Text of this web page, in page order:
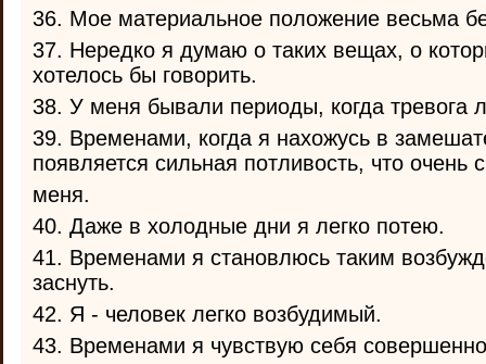
36. Мое материальное положение весьма
37. Нередко я думаю о таких вещах, о
хотелось бы говорить.
38. У меня бывали периоды, когда тревога
39. Временами, когда я нахожусь в
появляется сильная потливость, что очень
меня.
40. Даже в холодные дни я легко потею.
41. Временами я становлюсь таким
заснуть.
42. Я - человек легко возбудимый.
43. Временами я чувствую себя